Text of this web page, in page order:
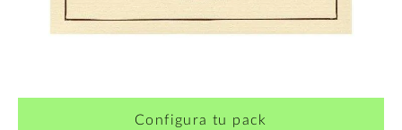
Configura tu pack